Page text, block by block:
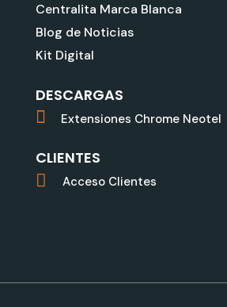
Centralita Marca Blanca
Blog de Noticias
Kit Digital
DESCARGAS
Extensiones Chrome Neotel
CLIENTES
Acceso Clientes